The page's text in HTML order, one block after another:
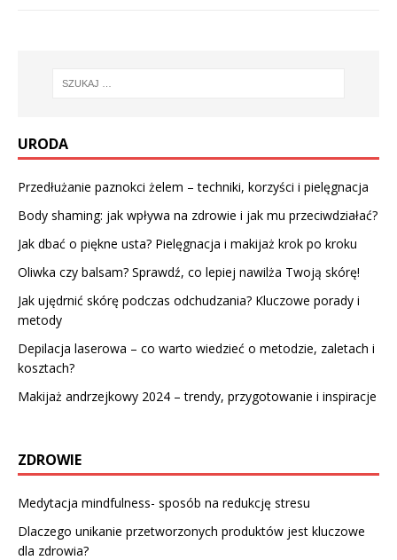
URODA
Przedłużanie paznokci żelem – techniki, korzyści i pielęgnacja
Body shaming: jak wpływa na zdrowie i jak mu przeciwdziałać?
Jak dbać o piękne usta? Pielęgnacja i makijaż krok po kroku
Oliwka czy balsam? Sprawdź, co lepiej nawilża Twoją skórę!
Jak ujędrnić skórę podczas odchudzania? Kluczowe porady i
metody
Depilacja laserowa – co warto wiedzieć o metodzie, zaletach i
kosztach?
Makijaż andrzejkowy 2024 – trendy, przygotowanie i inspiracje
ZDROWIE
Medytacja mindfulness- sposób na redukcję stresu
Dlaczego unikanie przetworzonych produktów jest kluczowe
dla zdrowia?